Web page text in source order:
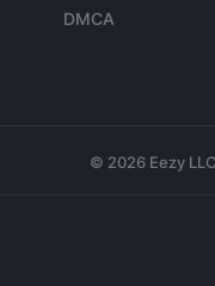
DMCA
© 2026 Eezy